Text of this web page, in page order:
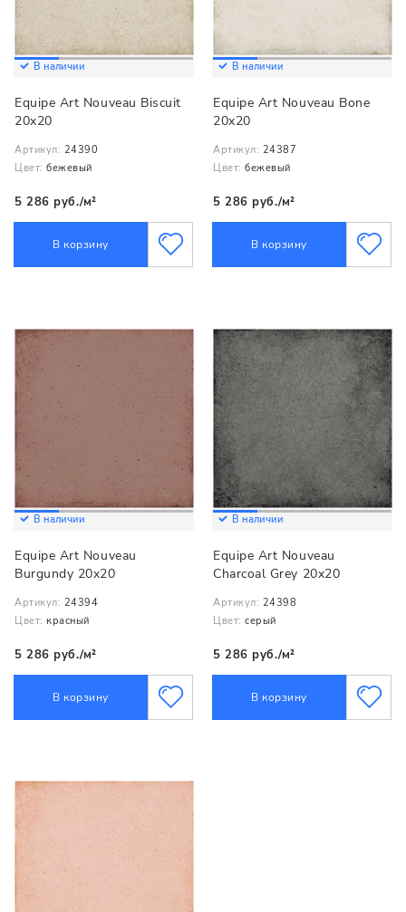
В наличии
Equipe Art Nouveau Biscuit
20x20
Артикул: 24390
Цвет: бежевый
5 286 руб./м²
В корзину
В наличии
Equipe Art Nouveau Bone
20x20
Артикул: 24387
Цвет: бежевый
5 286 руб./м²
В корзину
В наличии
Equipe Art Nouveau
Burgundy 20x20
Артикул: 24394
Цвет: красный
5 286 руб./м²
В корзину
В наличии
Equipe Art Nouveau
Charcoal Grey 20x20
Артикул: 24398
Цвет: серый
5 286 руб./м²
В корзину